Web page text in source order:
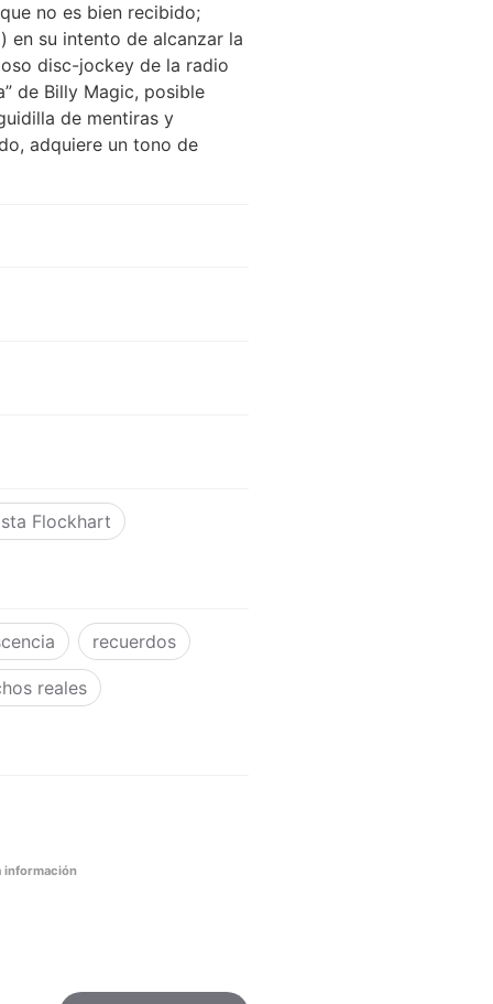
no es bien recibido;
en su intento de alcanzar la
disc-jockey de la radio
de Billy Magic, posible
de mentiras y
adquiere un tono de
Flockhart
recuerdos
reales
información